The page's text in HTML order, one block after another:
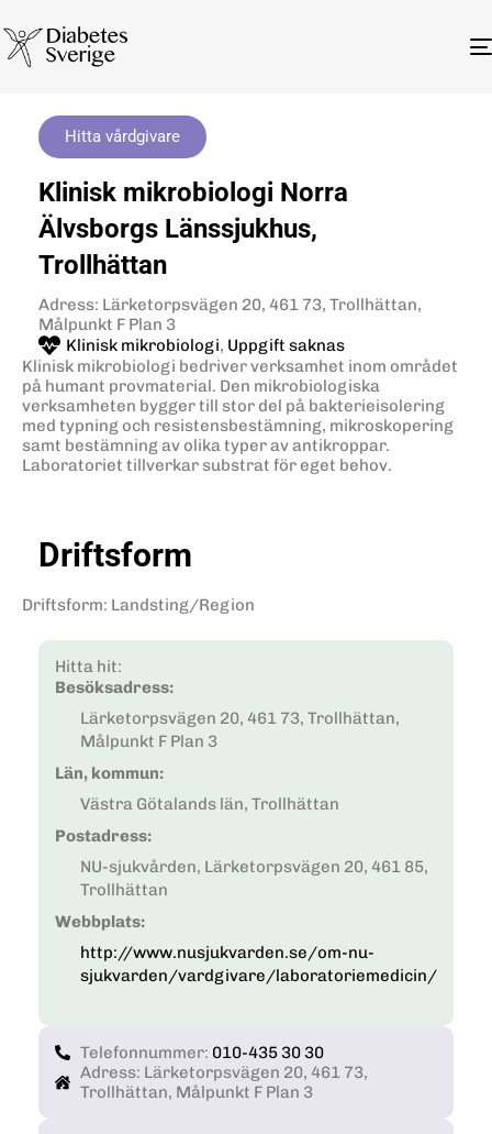
Hitta vårdgivare
Klinisk mikrobiologi Norra
Älvsborgs Länssjukhus,
Trollhättan
Adress: Lärketorpsvägen 20, 461 73, Trollhättan,
Målpunkt F Plan 3
Klinisk mikrobiologi, Uppgift saknas
Klinisk mikrobiologi bedriver verksamhet inom området
på humant provmaterial. Den mikrobiologiska
verksamheten bygger till stor del på bakterieisolering
med typning och resistensbestämning, mikroskopering
samt bestämning av olika typer av antikroppar.
Laboratoriet tillverkar substrat för eget behov.
Driftsform
Driftsform: Landsting/Region
Hitta hit:
Besöksadress:
Lärketorpsvägen 20, 461 73, Trollhättan,
Målpunkt F Plan 3
Län, kommun:
Västra Götalands län, Trollhättan
Postadress:
NU-sjukvården, Lärketorpsvägen 20, 461 85,
Trollhättan
Webbplats:
http://www.nusjukvarden.se/om-nu-
sjukvarden/vardgivare/laboratoriemedicin/
Telefonnummer: 010-435 30 30
Adress: Lärketorpsvägen 20, 461 73,
Trollhättan, Målpunkt F Plan 3